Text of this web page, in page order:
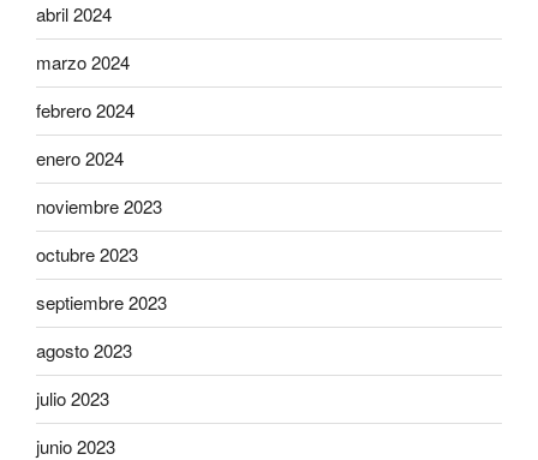
abril 2024
marzo 2024
febrero 2024
enero 2024
noviembre 2023
octubre 2023
septiembre 2023
agosto 2023
julio 2023
junio 2023